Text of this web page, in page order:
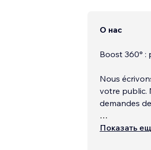
О нас
Boost 360° :
Nous
votre public.
demandes
Nos outils
Показать